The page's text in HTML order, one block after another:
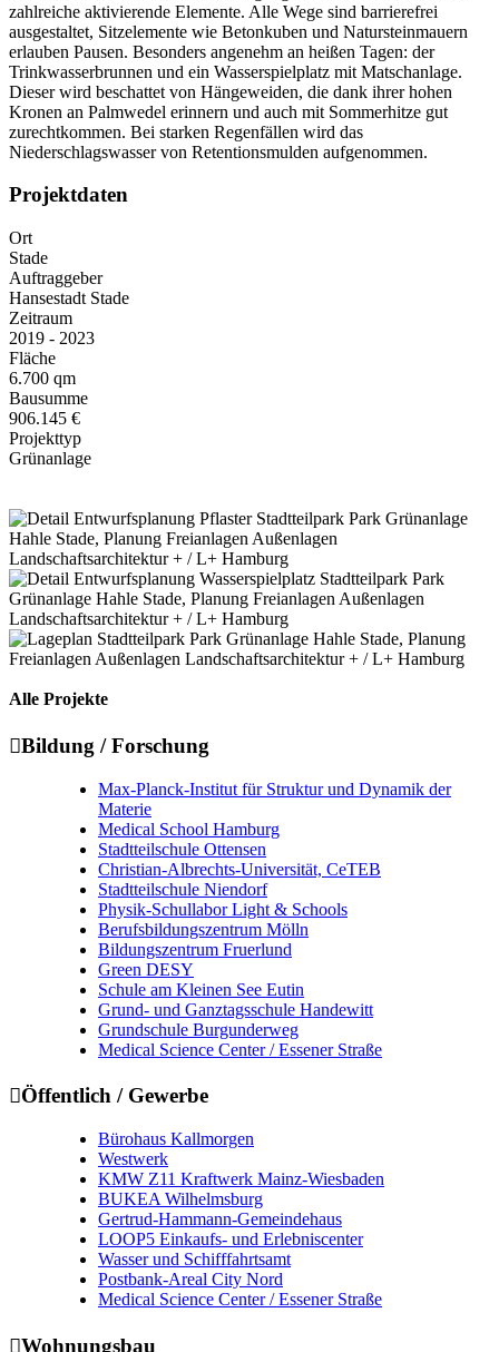
zahlreiche aktivierende Elemente. Alle Wege sind barrierefrei
ausgestaltet, Sitzelemente wie Betonkuben und Natursteinmauern
erlauben Pausen. Besonders angenehm an heißen Tagen: der
Trinkwasserbrunnen und ein Wasserspielplatz mit Matschanlage.
Dieser wird beschattet von Hängeweiden, die dank ihrer hohen
Kronen an Palmwedel erinnern und auch mit Sommerhitze gut
zurechtkommen. Bei starken Regenfällen wird das
Niederschlagswasser von Retentionsmulden aufgenommen.
Projektdaten
Ort
Stade
Auftraggeber
Hansestadt Stade
Zeitraum
2019 - 2023
Fläche
6.700 qm
Bausumme
906.145 €
Projekttyp
Grünanlage
Alle Projekte
Bildung / Forschung
Max-Planck-Institut für Struktur und Dynamik der
Materie
Medical School Hamburg
Stadtteilschule Ottensen
Christian-Albrechts-Universität, CeTEB
Stadtteilschule Niendorf
Physik-Schullabor Light & Schools
Berufsbildungszentrum Mölln
Bildungszentrum Fruerlund
Green DESY
Schule am Kleinen See Eutin
Grund- und Ganztagsschule Handewitt
Grundschule Burgunderweg
Medical Science Center / Essener Straße
Öffentlich / Gewerbe
Bürohaus Kallmorgen
Westwerk
KMW Z11 Kraftwerk Mainz-Wiesbaden
BUKEA Wilhelmsburg
Gertrud-Hammann-Gemeindehaus
LOOP5 Einkaufs- und Erlebniscenter
Wasser und Schifffahrtsamt
Postbank-Areal City Nord
Medical Science Center / Essener Straße
Wohnungsbau